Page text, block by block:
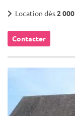
Location dès2
Contacter